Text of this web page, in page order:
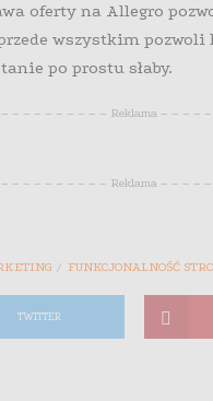
oferty na Allegro
wszystkim pozwoli
po prostu słaby.
– – – – – – – – – Reklama – – – –
– – – – – – – – – Reklama – – – –
FUNKCJONALNOŚĆ
TWITTER